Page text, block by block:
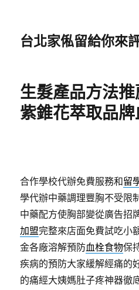
台北家俬留給你來
生髮產品方法
紫錐花萃取品
合作學校代辦免費服務和留
學代辦中藥調理豐胸不受限
中藥配方使胸部變從廣告招
加盟完整來店面免費試吃小
金各廠溶解預防血栓食物保
疾病的預防大家緩解經痛的
的痛經大姨媽肚子疼神器徹